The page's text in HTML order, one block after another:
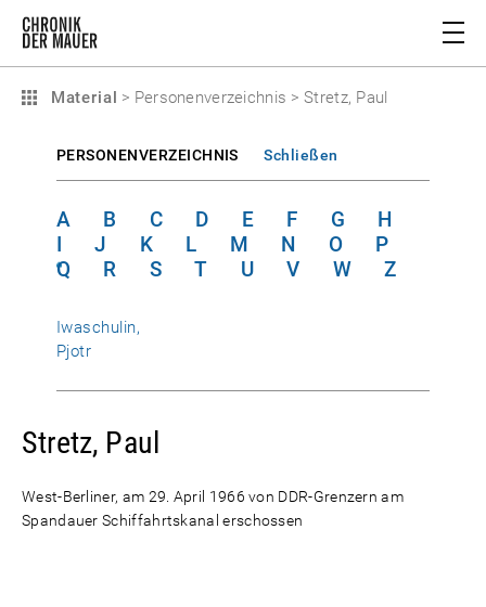
Material > Personenverzeichnis > Stretz, Paul
PERSONENVERZEICHNIS Schließen
A B C D E F G
H
I
J K L M N O
P
Q
R S T U V W Z
Iwaschulin,
Pjotr
Stretz, Paul
West-Berliner, am 29. April 1966 von DDR-Grenzern am
Spandauer Schiffahrtskanal erschossen